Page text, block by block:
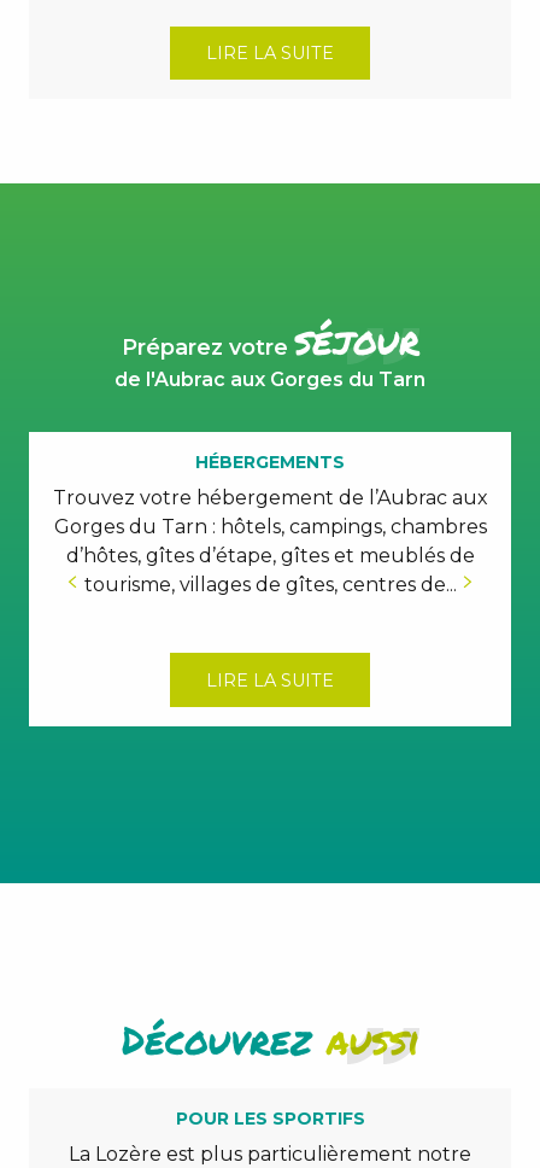
LIRE LA SUITE
Préparez votre séjour
de l'Aubrac aux Gorges du Tarn
HÉBERGEMENTS
Trouvez votre hébergement de l’Aubrac aux
Gorges du Tarn : hôtels, campings, chambres
d’hôtes, gîtes d’étape, gîtes et meublés de
tourisme, villages de gîtes, centres de...
LIRE LA SUITE
Découvrezaussi
POUR LES SPORTIFS
La Lozère est plus particulièrement notre